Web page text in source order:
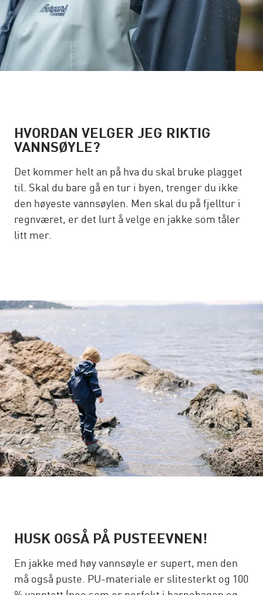
HVORDAN VELGER JEG RIKTIG
VANNSØYLE?
Det kommer helt an på hva du skal bruke plagget
til. Skal du bare gå en tur i byen, trenger du ikke
den høyeste vannsøylen. Men skal du på fjelltur i
regnværet, er det lurt å velge en jakke som tåler
litt mer.
HUSK OGSÅ PÅ PUSTEEVNEN!
En jakke med høy vannsøyle er supert, men den
må også puste. PU-materiale er slitesterkt og 100